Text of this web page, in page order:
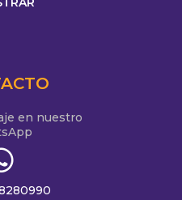
en nuestro